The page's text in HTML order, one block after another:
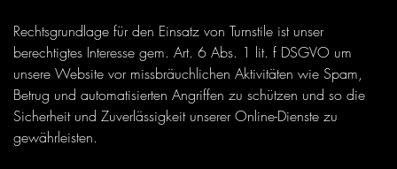
Rechtsgrundlage für den Einsatz von Turnstile ist unser
berechtigtes Interesse gem. Art. 6 Abs. 1 lit. f DSGVO um
unsere Website vor missbräuchlichen Aktivitäten wie Spam,
Betrug und automatisierten Angriffen zu schützen und so die
Sicherheit und Zuverlässigkeit unserer Online-Dienste zu
gewährleisten.